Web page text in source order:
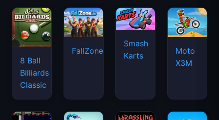
8 Ball
Billiards
Classic
FallZone.io
Smash
Karts
Moto
X3M